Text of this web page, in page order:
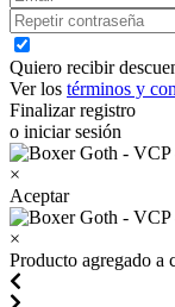
Quiero recibir
Ver los términos y
Finalizar registro
o iniciar sesión
×
Aceptar
×
Producto agregado a